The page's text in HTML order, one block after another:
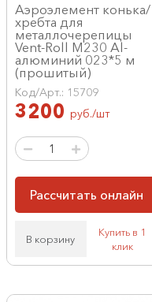
Аэроэлемент конька/
хребта для
металлочерепицы
Vent-Roll M230 Al-
алюминий 023*5 м
(прошитый)
Код/Арт.: 15709
3200 руб./шт
Рассчитать онлайн
В корзину
Купить в 1
клик